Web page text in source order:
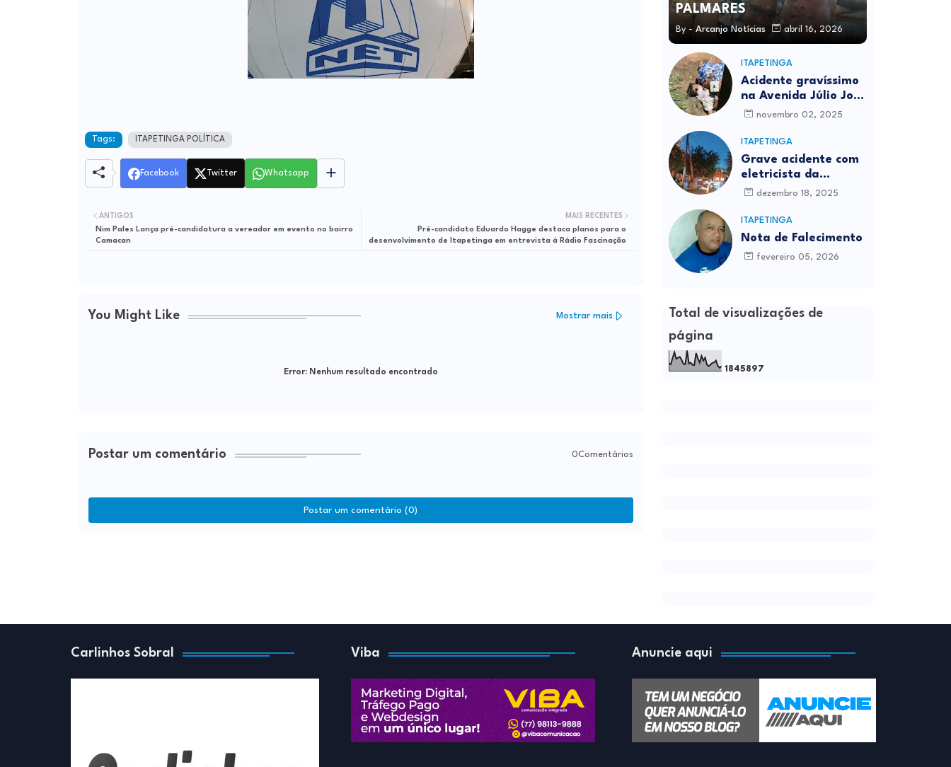
Tags: ITAPETINGA POLÍTICA
Facebook Twitter Whatsapp
MAIS RECENTES
Pré-candidato Eduardo Hagge destaca planos para o
desenvolvimento de Itapetinga em entrevista à Rádio Fascinação
ANTIGOS
Nim Pales Lança pré-candidatura a vereador em evento no bairro
Camacan
You Might Like Mostrar mais
Error:Nenhum resultado encontrado
Postar um comentário 0Comentários
Postar um comentário (0)
PALMARES
By - Arcanjo Notícias abril 16, 2026
ITAPETINGA
Acidente gravíssimo
na Avenida Júlio José
Rodrigues deixa um
novembro 02, 2025
ITAPETINGA
Grave acidente com
eletricista da
Prefeitura é
Itapetinga
dezembro 18, 2025
ITAPETINGA
Nota de Falecimento
fevereiro 05, 2026
Total de visualizações de
página
1 845897
Carlinhos Sobral Viba Anuncie aqui